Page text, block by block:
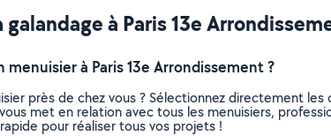
galandage à Paris 13e
à Paris 13e Arrondissement ?
près de chez vous ? Sélectionnez directement
met en relation avec tous les menuisiers,
pour réaliser tous vos projets !